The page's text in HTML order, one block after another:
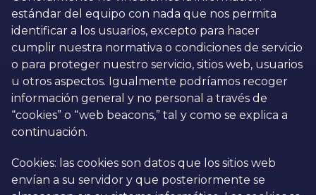
estándar del equipo con nada que nos permita
identificar a los usuarios, excepto para hacer
cumplir nuestra normativa o condiciones de servicio
o para proteger nuestro servicio, sitios web, usuarios
u otros aspectos. Igualmente podríamos recoger
información general y no personal a través de
“cookies” o “web beacons,” tal y como se explica a
continuación.
Cookies: las cookies son datos que los sitios web
envían a su servidor y que posteriormente se